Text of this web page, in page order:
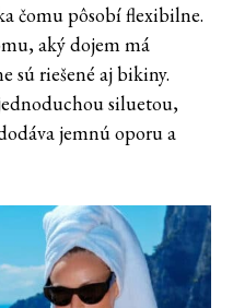
čomu pôsobí flexibilne.
aký dojem má
sú riešené aj bikiny.
siluetou,
jemnú oporu a